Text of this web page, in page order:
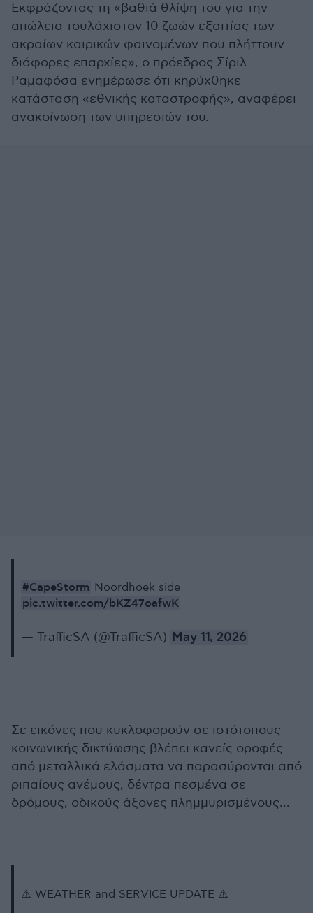
Εκφράζοντας τη «βαθιά θλίψη του για την
απώλεια τουλάχιστον 10 ζωών εξαιτίας των
ακραίων καιρικών φαινομένων που πλήττουν
διάφορες επαρχίες», ο πρόεδρος Σίριλ
Ραμαφόσα ενημέρωσε ότι κηρύχθηκε
κατάσταση «εθνικής καταστροφής», αναφέρει
ανακοίνωση των υπηρεσιών του.
#CapeStorm Noordhoek side
pic.twitter.com/bKZ47oafwK
— TrafficSA (@TrafficSA) May 11, 2026
Σε εικόνες που κυκλοφορούν σε ιστότοπους
κοινωνικής δικτύωσης βλέπει κανείς οροφές
από μεταλλικά ελάσματα να παρασύρονται από
ριπαίους ανέμους, δέντρα πεσμένα σε
δρόμους, οδικούς άξονες πλημμυρισμένους...
⚠️ WEATHER and SERVICE UPDATE ⚠️